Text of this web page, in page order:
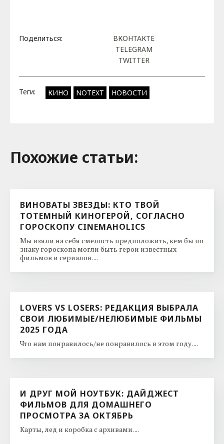
Поделиться:
ВКОНТАКТЕ
TELEGRAM
TWITTER
Теги: КИНО NOTEXT НОВОСТИ
Похожие cтатьи:
ВИНОВАТЫ ЗВЕЗДЫ: КТО ТВОЙ
ТОТЕМНЫЙ КИНОГЕРОЙ, СОГЛАСНО
ГОРОСКОПУ CINEMAHOLICS
Мы взяли на себя смелость предположить, кем бы по
знаку гороскопа могли быть герои известных
фильмов и сериалов. ...
LOVERS VS LOSERS: РЕДАКЦИЯ ВЫБРАЛА
СВОИ ЛЮБИМЫЕ/НЕЛЮБИМЫЕ ФИЛЬМЫ
2025 ГОДА
Что нам понравилось/не понравилось в этом году. ...
И ДРУГ МОЙ НОУТБУК: ДАЙДЖЕСТ
ФИЛЬМОВ ДЛЯ ДОМАШНЕГО
ПРОСМОТРА ЗА ОКТЯБРЬ
Карты, лед и коробка с архивами. ...